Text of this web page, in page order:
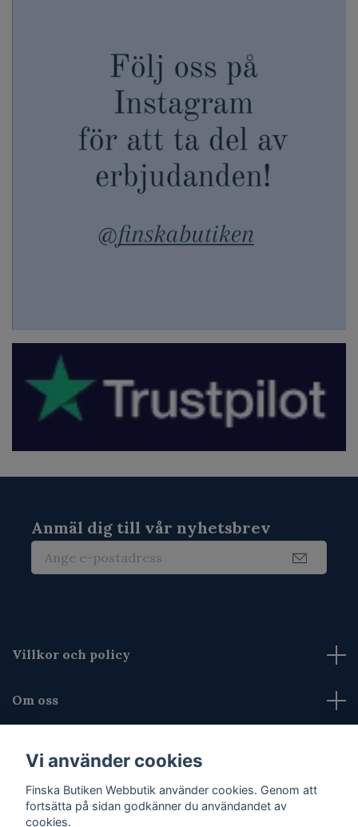
Anmäl dig till vår nyhetsbrev
Villkor och policy
Om oss
Sociala medier
Vi använder cookies
Finska Butiken Webbutik använder cookies. Genom att
fortsätta på sidan godkänner du användandet av
cookies.